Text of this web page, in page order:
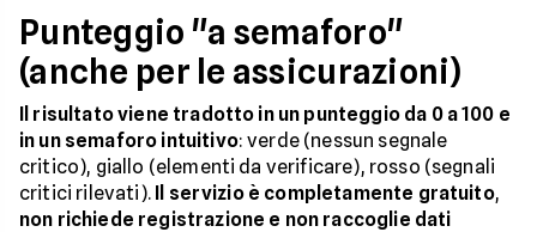
Punteggio "a semaforo"
(anche per le assicurazioni)
Il risultato viene tradotto in un punteggio da 0 a 100 e
in un semaforo intuitivo: verde (nessun segnale
critico), giallo (elementi da verificare), rosso (segnali
critici rilevati). Il servizio è completamente gratuito,
non richiede registrazione e non raccoglie dati